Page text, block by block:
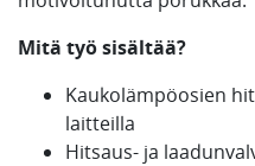
Mitä työ sisältää?
Kaukolämpöosien
laitteilla
Hitsaus- ja